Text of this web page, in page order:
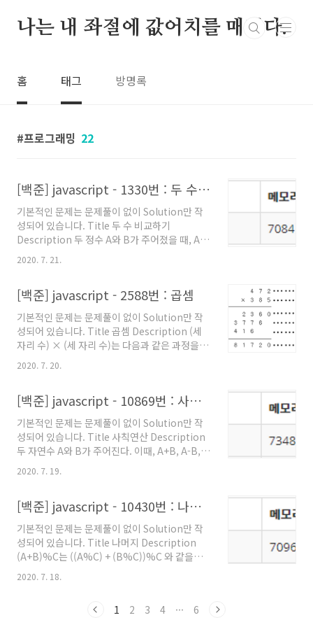
나는 내 좌절에 값어치를 매긴다.
홈 태그 방명록
프로그래밍 22
[백준] javascript - 1330번 : 두 수 비교하기
기본적인 문제는 문제풀이 없이 Solution만 작
성되어 있습니다. Title 두 수 비교하기
Description 두 정수 A와 B가 주어졌을 때, A와
B를 비교하는 프로그램을 작성하시오. [
Example Input ] 첫째 줄에 A와 B가 주어진다.
Example Output ] 첫째 줄에 다음 세 가지 중
하나를 출력한다. A가 B보다 큰 경우에는 '>'를
출력한다. A가 B보다 작은 경우에는 '') } else
if(a
2020. 7. 21.
[백준] javascript - 2588번 : 곱셈
기본적인 문제는 문제풀이 없이 Solution만 작
성되어 있습니다. Title 곱셈 Description (세
자리 수) × (세 자리 수)는 다음과 같은 과정을 통
하여 이루어진다. (1)과 (2)위치에 들어갈 세 자
리 자연수가 주어질 때 (3), (4), (5), (6)위치에 들
Example Input ] 첫째 줄에 (1)의 위치에 들어
갈 세 자리 자연수가, 둘째 줄에 (2)의 위치에 들
어갈 세자리 자연수가 주어진다. 472 385 [
Example Output ] 첫째 줄부터 넷째 줄까지 차
례대로 (3), (4), (5), (6)에 들어갈 값을 출력한
다. 2360 3776 1416 181720 Solution const
2020. 7. 20.
[백준] javascript - 10869번 : 사칙연산
기본적인 문제는 문제풀이 없이 Solution만 작
성되어 있습니다. Title 사칙연산 Description
두 자연수 A와 B가 주어진다. 이때, A+B, A-B,
A*B, A/B(몫), A%B(나머지)를 출력하는 프로
그램을 작성하시오. [ Example Input ] 두 자연
[ Example Output ] 첫째 줄에 A+B, 둘째 줄에
A-B, 셋째 줄에 A*B, 넷째 줄에 A/B, 다섯째 줄
에 A%B를 출력한다. 10 4 21 2 1 Solution
const fs = require('fs') const inputData =
fs.readFileSync().toString().split('
').map(value => +value..
2020. 7. 19.
[백준] javascript - 10430번 : 나머지
기본적인 문제는 문제풀이 없이 Solution만 작
성되어 있습니다. Title 나머지 Description
(A+B)%C는 ((A%C) + (B%C))%C 와 같을까?
(A×B)%C는 ((A%C) × (B%C))%C 와 같을
까? 세 수 A, B, C가 주어졌을 때, 위의 네 가지 값
Input ] 첫째 줄에 A, B, C가 순서대로 주어진다.
2020. 7. 18.
1 2 3 4 ··· 6